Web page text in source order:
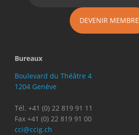
DEVENIR MEMBRE
Bureaux
Boulevard du Théâtre 4
1204 Genève
Tél. +41 (0) 22 819 91 11
Fax +41 (0) 22 819 91 00
cci@ccig.ch